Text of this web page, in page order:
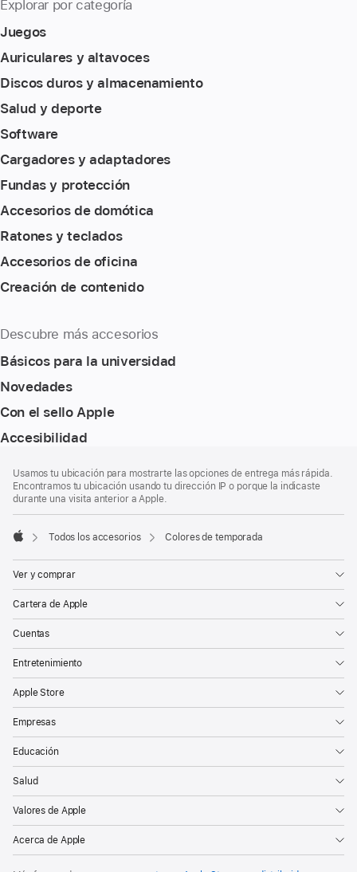
Explorar por categoría
Juegos
Auriculares y altavoces
Discos duros y almacenamiento
Salud y deporte
Software
Cargadores y adaptadores
Fundas y protección
Accesorios de domótica
Ratones y teclados
Accesorios de oficina
Creación de contenido
Descubre más accesorios
Básicos para la universidad
Novedades
Con el sello Apple
Accesibilidad
a
pie
de
página
al
pie
Usamos tu ubicación para mostrarte las opciones de entrega más rápida.
Encontramos tu ubicación usando tu dirección IP o porque la indicaste
durante una visita anterior a Apple.
Todos los accesorios Colores de temporada
Ver y comprar
Cartera de Apple
Cuentas
Entretenimiento
Apple Store
Empresas
Educación
Salud
Valores de Apple
Acerca de Apple